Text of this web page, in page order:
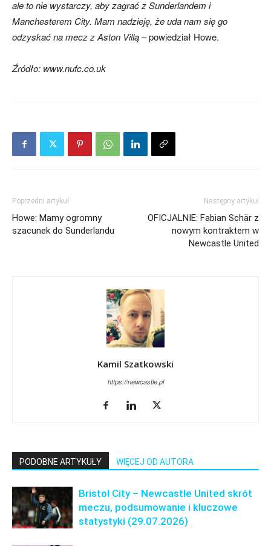
ale to nie wystarczy, aby zagrać z Sunderlandem i
Manchesterem City. Mam nadzieję, że uda nam się go
odzyskać na mecz z Aston Villą– powiedział Howe.
Źródło: www.nufc.co.uk
Poprzedni artykuł
Howe: Mamy ogromny
szacunek do Sunderlandu
Następny artykuł
OFICJALNIE: Fabian Schär z
nowym kontraktem w
Newcastle United
Kamil Szatkowski
https://newcastle.pl
PODOBNE ARTYKUŁY WIĘCEJ OD AUTORA
Bristol City – Newcastle United skrót
meczu, podsumowanie i kluczowe
statystyki (29.07.2026)